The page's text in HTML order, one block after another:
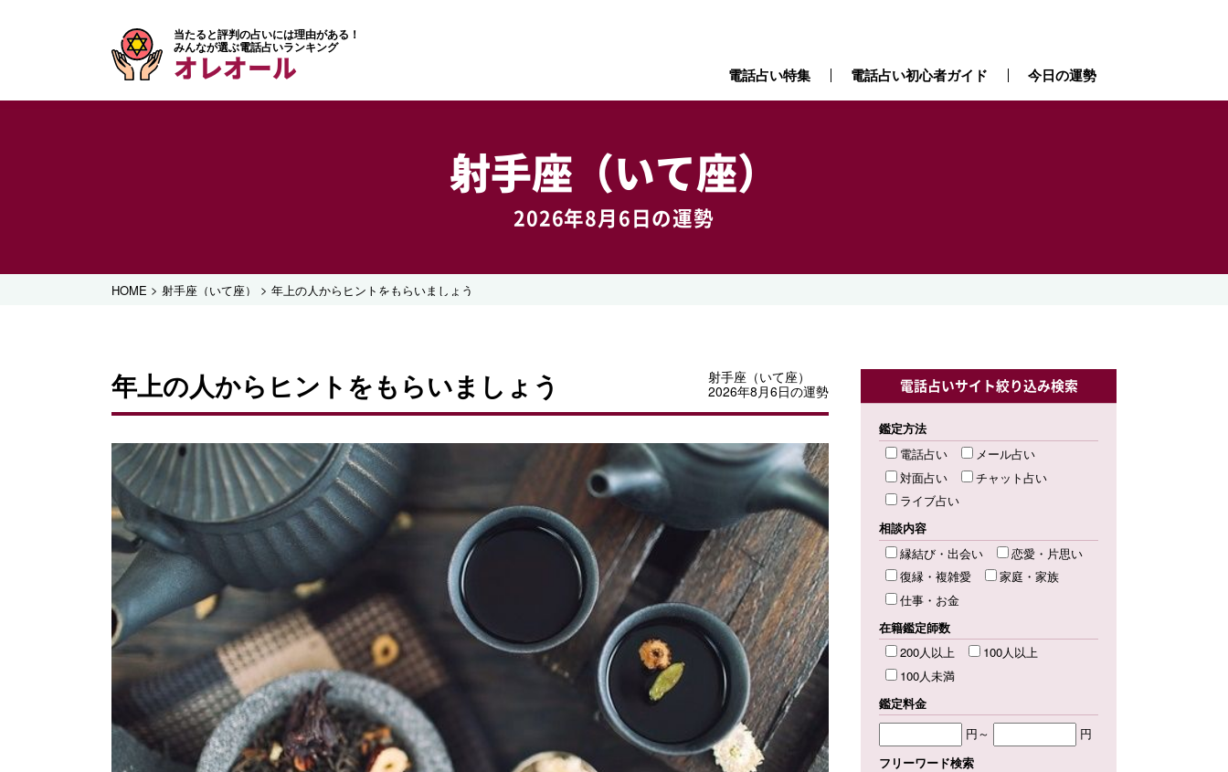
当たると評判の占いには理由がある！
みんなが選ぶ電話占いランキング
オレオール 電話占い特集 電話占い初心者ガイド 今日の運勢
射手座（いて座）
2026年8月6日の運勢
HOME > 射手座（いて座） > 年上の人からヒントをもらいましょう
年上の人からヒントをもらいましょう
射手座（いて座）
2026年8月6日の運勢
電話占いサイト絞り込み検索
鑑定方法
電話占い
メール占い
対面占い
チャット占い
ライブ占い
相談内容
縁結び・出会い
恋愛・片思い
復縁・複雑愛
家庭・家族
仕事・お金
在籍鑑定師数
200人以上
100人以上
100人未満
鑑定料金
円～
円
フリーワード検索